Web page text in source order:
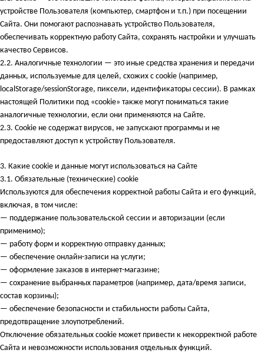
устройстве Пользователя (компьютер, смартфон и т.п.) при посещении
Сайта. Они помогают распознавать устройство Пользователя,
обеспечивать корректную работу Сайта, сохранять настройки и улучшать
качество Сервисов.
2.2. Аналогичные технологии — это иные средства хранения и передачи
данных, используемые для целей, схожих с cookie (например,
localStorage/sessionStorage, пиксели, идентификаторы сессии). В рамках
настоящей Политики под «cookie» также могут пониматься такие
аналогичные технологии, если они применяются на Сайте.
2.3. Cookie не содержат вирусов, не запускают программы и не
предоставляют доступ к устройству Пользователя.
3. Какие cookie и данные могут использоваться на Сайте
3.1. Обязательные (технические) cookie
Используются для обеспечения корректной работы Сайта и его функций,
включая, в том числе:
— поддержание пользовательской сессии и авторизации (если
применимо);
— работу форм и корректную отправку данных;
— обеспечение онлайн-записи на услуги;
— оформление заказов в интернет-магазине;
— сохранение выбранных параметров (например, дата/время записи,
состав корзины);
— обеспечение безопасности и стабильности работы Сайта,
предотвращение злоупотреблений.
Отключение обязательных cookie может привести к некорректной работе
Сайта и невозможности использования отдельных функций.